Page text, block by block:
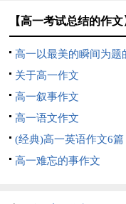
【高一考试总结的作
高一以最美的瞬间为题
关于高一作文
高一叙事作文
高一语文作文
(经典)高一英语作文6篇
高一难忘的事作文